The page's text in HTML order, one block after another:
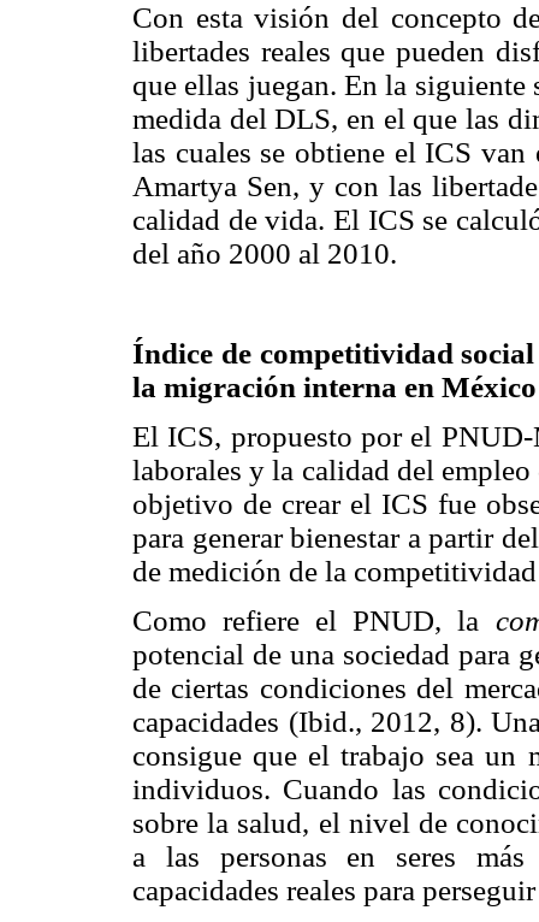
Con esta visión del concepto
libertades reales que pueden
que ellas juegan. En la
medida del DLS, en el que las
las cuales se obtiene el ICS
Amartya Sen, y con las
calidad de vida. El ICS se
del año 2000 al 2010.
Índice de competitividad
la migración interna en México
El ICS, propuesto por el
laborales y la calidad del
objetivo de crear el ICS fue
para generar bienestar a partir
de medición de la
Como refiere el PNUD, la
potencial de una sociedad para
de ciertas condiciones del
capacidades (Ibid., 2012, 8).
consigue que el trabajo sea un
individuos. Cuando las
sobre la salud, el nivel de
a las personas en seres
capacidades reales para